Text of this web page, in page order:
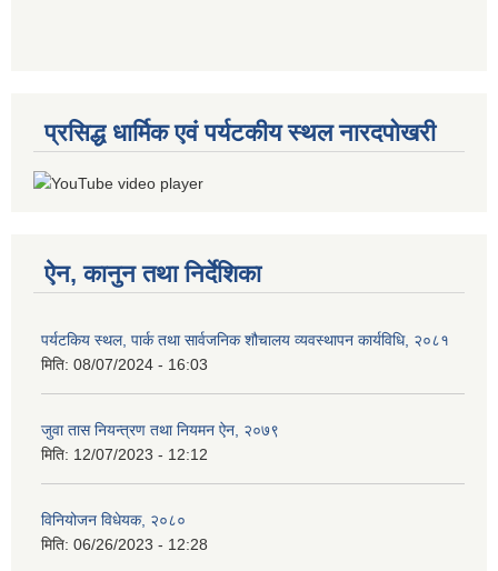
प्रसिद्ध धार्मिक एवं पर्यटकीय स्थल नारदपोखरी
ऐन, कानुन तथा निर्देशिका
पर्यटकिय स्थल, पार्क तथा सार्वजनिक शौचालय व्यवस्थापन कार्यविधि, २०८१
मिति: 08/07/2024 - 16:03
जुवा तास नियन्त्रण तथा नियमन ऐन, २०७९
मिति: 12/07/2023 - 12:12
विनियोजन विधेयक, २०८०
मिति: 06/26/2023 - 12:28